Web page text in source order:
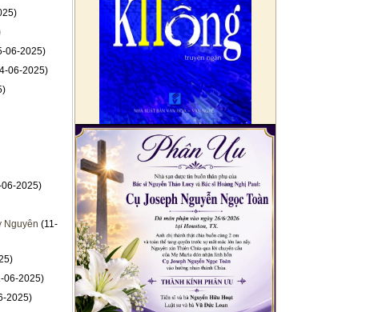
06-2025)
06-2025)
2025)
Nguyên (11-
06-2025)
2025)